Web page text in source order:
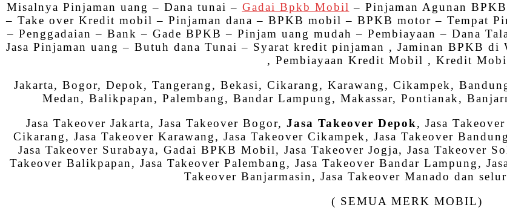
Misalnya Pinjaman uang – Dana tunai – Gadai Bpkb Mobil – Pinjaman Agunan
– Take over Kredit mobil – Pinjaman dana – BPKB mobil – BPKB motor – Tempat
– Penggadaian – Bank – Gade BPKB – Pinjam uang mudah – Pembiayaan – Dana
Jasa Pinjaman uang – Butuh dana Tunai – Syarat kredit pinjaman , Jaminan BPKB
, Pembiayaan Kredit Mobil , Kredit
Jakarta, Bogor, Depok, Tangerang, Bekasi, Cikarang, Karawang, Cikampek,
Medan, Balikpapan, Palembang, Bandar Lampung, Makassar, Pontianak,
Jasa Takeover Jakarta, Jasa Takeover Bogor, Jasa Takeover Depok, Jasa
Cikarang, Jasa Takeover Karawang, Jasa Takeover Cikampek, Jasa Takeover
Jasa Takeover Surabaya, Gadai BPKB Mobil, Jasa Takeover Jogja, Jasa Takeover
Takeover Balikpapan, Jasa Takeover Palembang, Jasa Takeover Bandar Lampung,
Takeover Banjarmasin, Jasa Takeover Manado dan
( SEMUA MERK MOBIL)